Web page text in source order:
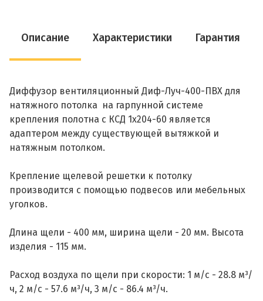
Описание Характеристики Гарантия
Диффузор вентиляционный Диф-Луч-400-ПВХ для
натяжного потолка на гарпунной системе
крепления полотна с КСД 1х204-60 является
адаптером между существующей вытяжкой и
натяжным потолком.
Крепление щелевой решетки к потолку
производится с помощью подвесов или мебельных
уголков.
Длина щели - 400 мм, ширина щели - 20 мм. Высота
изделия - 115 мм.
Расход воздуха по щели при скорости: 1 м/с - 28.8 м³/
ч, 2 м/с - 57.6 м³/ч, 3 м/с - 86.4 м³/ч.